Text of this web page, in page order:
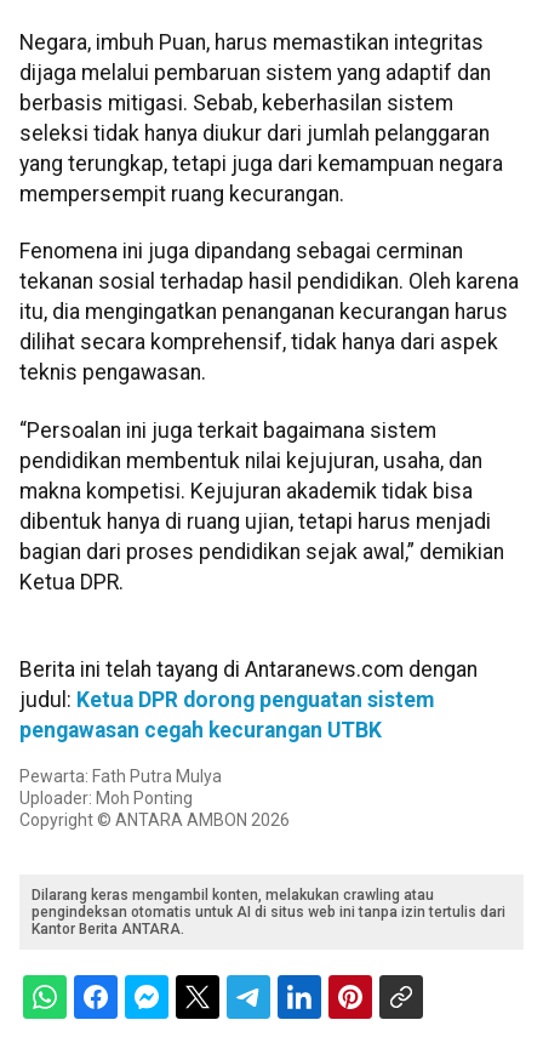
Negara, imbuh Puan, harus memastikan integritas
dijaga melalui pembaruan sistem yang adaptif dan
berbasis mitigasi. Sebab, keberhasilan sistem
seleksi tidak hanya diukur dari jumlah pelanggaran
yang terungkap, tetapi juga dari kemampuan negara
mempersempit ruang kecurangan.
Fenomena ini juga dipandang sebagai cerminan
tekanan sosial terhadap hasil pendidikan. Oleh karena
itu, dia mengingatkan penanganan kecurangan harus
dilihat secara komprehensif, tidak hanya dari aspek
teknis pengawasan.
“Persoalan ini juga terkait bagaimana sistem
pendidikan membentuk nilai kejujuran, usaha, dan
makna kompetisi. Kejujuran akademik tidak bisa
dibentuk hanya di ruang ujian, tetapi harus menjadi
bagian dari proses pendidikan sejak awal,” demikian
Ketua DPR.
Berita ini telah tayang di Antaranews.com dengan
judul: Ketua DPR dorong penguatan sistem
pengawasan cegah kecurangan UTBK
Pewarta: Fath Putra Mulya
Uploader: Moh Ponting
Copyright © ANTARA AMBON 2026
Dilarang keras mengambil konten, melakukan crawling atau
pengindeksan otomatis untuk AI di situs web ini tanpa izin tertulis dari
Kantor Berita ANTARA.